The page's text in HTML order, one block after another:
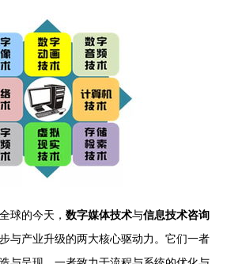
球的今天， 数字媒体技术与信息技术咨询
与产业升级的两大核心驱动力。它们一者